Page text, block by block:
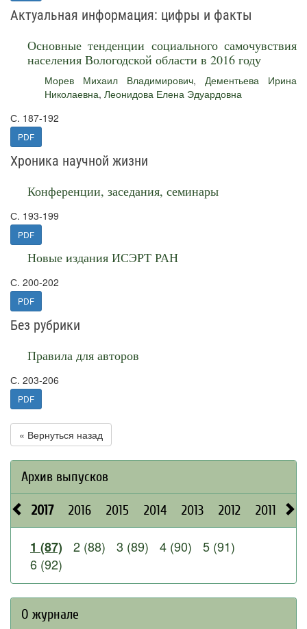
Актуальная информация: цифры и факты
Основные тенденции социального самочувствия
населения Вологодской области в 2016 году
Морев Михаил Владимирович, Дементьева Ирина
Николаевна, Леонидова Елена Эдуардовна
С. 187-192
PDF
Хроника научной жизни
Конференции, заседания, семинары
С. 193-199
PDF
Новые издания ИСЭРТ РАН
С. 200-202
PDF
Без рубрики
Правила для авторов
С. 203-206
PDF
« Вернуться назад
Архив выпусков
2017 2016 2015 2014 2013 2012 2011
1 (87) 2 (88) 3 (89) 4 (90)
5 (91)
6 (92)
О журнале